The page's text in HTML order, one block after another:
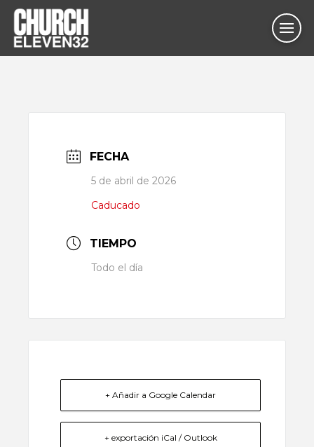
FECHA
5 de abril de 2026
Caducado
TIEMPO
Todo el día
+ Añadir a Google Calendar
+ exportación iCal / Outlook